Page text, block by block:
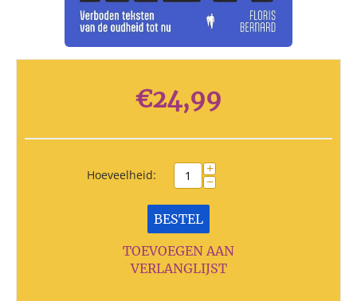
€24,99
Hoeveelheid: +
−
BESTEL
TOEVOEGEN AAN
VERLANGLIJST